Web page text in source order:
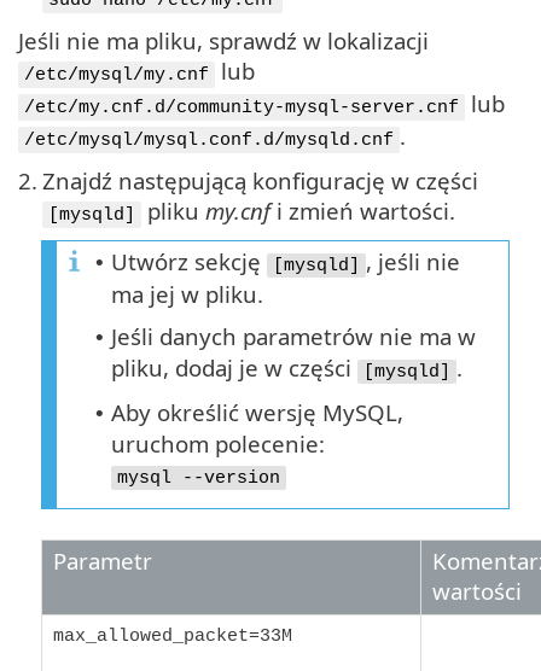
Jeśli nie ma pliku, sprawdź w lokalizacji
/etc/mysql/my.cnf lub
/etc/my.cnf.d/community-mysql-server.cnf lub
/etc/mysql/mysql.conf.d/mysqld.cnf .
2. Znajdź następującą konfigurację w części
[mysqld] pliku my.cnfi zmień wartości.
• Utwórz sekcję [mysqld]
, jeśli nie
ma jej w pliku.
• Jeśli danych parametrów nie ma w
pliku, dodaj je w części
[mysqld] .
• Aby określić wersję MySQL,
uruchom polecenie:
mysql --version
Parametr
wartości
max_allowed_packet=33M